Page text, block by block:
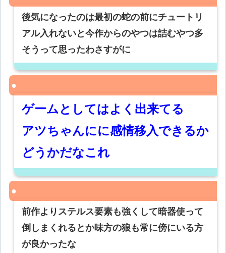
後気になったのは最初の蛇の前にチュートリ
アル入れないと今作からのやつは詰むやつ多
そうって思ったわさすがに
ゲームとしてはよく出来てる
アツちゃんにに感情移入できるか
どうかだなこれ
前作よりステルス要素も強くして暗器使って
倒しまくれるとか味方の狼も常に傍にいる方
が良かったな